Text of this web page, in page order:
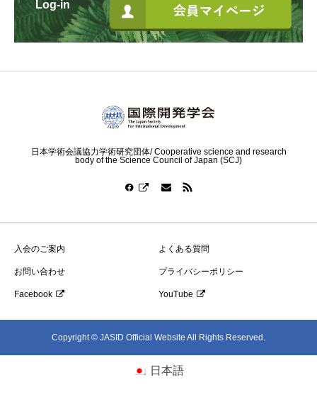
Log-in
日本学術会議協力学術研究団体/ Cooperative science and research
body of the Science Council of Japan (SCJ)
入会のご案内 よくある質問
お問い合わせ プライバシーポリシー
Facebook YouTube
Copyright © JASID Official Website All Rights Reserved.
日本語